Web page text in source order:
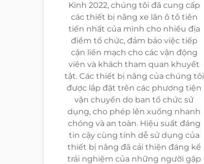
Kinh 2022, chúng tôi đã cung cấp
các thiết bị nâng xe lăn ô tô tiên
tiến nhất của mình cho nhiều địa
điểm tổ chức, đảm bảo việc tiếp
cận liền mạch cho các vận động
viên và khách tham quan khuyết
tật. Các thiết bị nâng của chúng tôi
được lắp đặt trên các phương tiện
vận chuyển do ban tổ chức sử
dụng, cho phép lên xuống nhanh
chóng và an toàn. Hiệu suất đáng
tin cậy cùng tính dễ sử dụng của
thiết bị nâng đã cải thiện đáng kể
trải nghiệm của những người gặp